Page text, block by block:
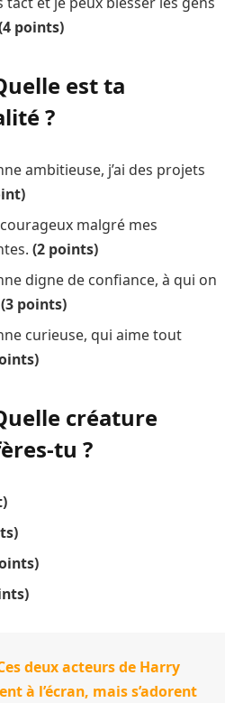
points)
est ta
?
ambitieuse, j’ai des projets
malgré mes
(2 points)
digne de confiance, à qui on
(3 points)
curieuse, qui aime tout
créature
tu ?
deux acteurs de Harry
à l’écran, mais s’adorent